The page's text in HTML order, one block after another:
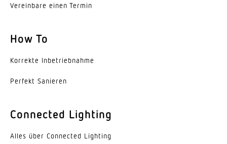
Reichweite Radial
Ø 8 m (50 m²)
Dämmerungseinstellung Teach
Ja
Vereinbare einen Termin
How To
Korrekte Inbe­trieb­nahme
Perfekt Sanieren
Connected Lighting
Alles über Connected Lighting